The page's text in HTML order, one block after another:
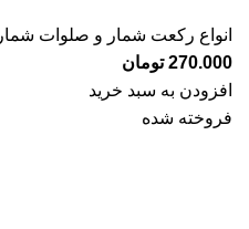
انواع رکعت شمار و صلوات شمار
270.000 تومان
افزودن به سبد خرید
فروخته شده